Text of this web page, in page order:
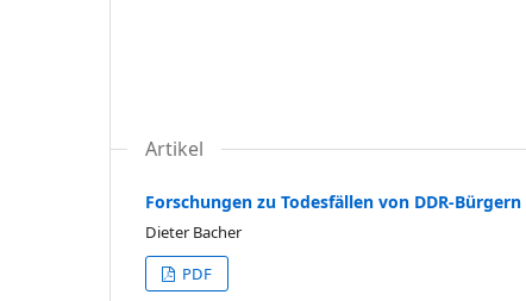
Artikel
Forschungen zu Todesfällen von DDR-
Dieter Bacher
PDF